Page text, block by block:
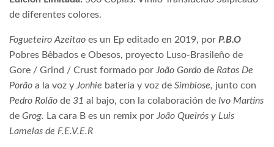
de diferentes colores.
Fogueteiro Azeitao es un Ep editado en 2019, por P.B.O
Pobres Bêbados e Obesos, proyecto Luso-Brasileño de
Gore / Grind / Crust formado por João Gordo de Ratos De
Porão a la voz y Jonhie batería y voz de Simbiose, junto con
Pedro Rolão de 31 al bajo, con la colaboración de Ivo Martins
de Grog. La cara B es un remix por João Queirós y Luis
Lamelas de F.E.V.E.R